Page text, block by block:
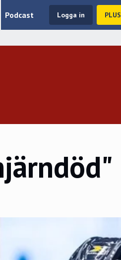
Podcast Logga in PLUS